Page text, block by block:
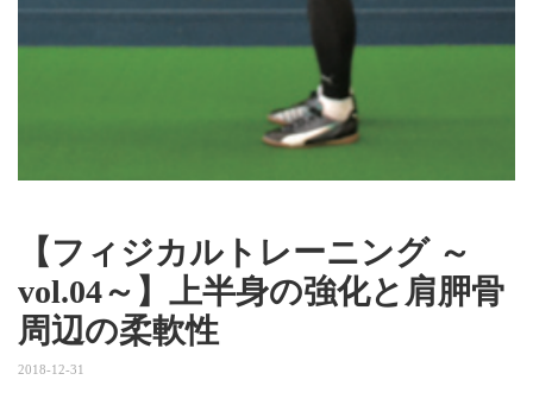
【フィジカルトレーニング ～
vol.04～】上半身の強化と肩胛骨
周辺の柔軟性
2018-12-31